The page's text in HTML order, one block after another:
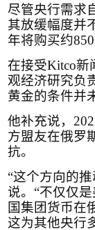
尽管央行需求
其放缓幅度并
年将购买约850
在接受Kitco新
观经济研究负
黄金的条件并
他补充说，
方盟友在俄罗
抗。
“这个方向的
说。“不仅仅
国集团货币在
这为其他央行